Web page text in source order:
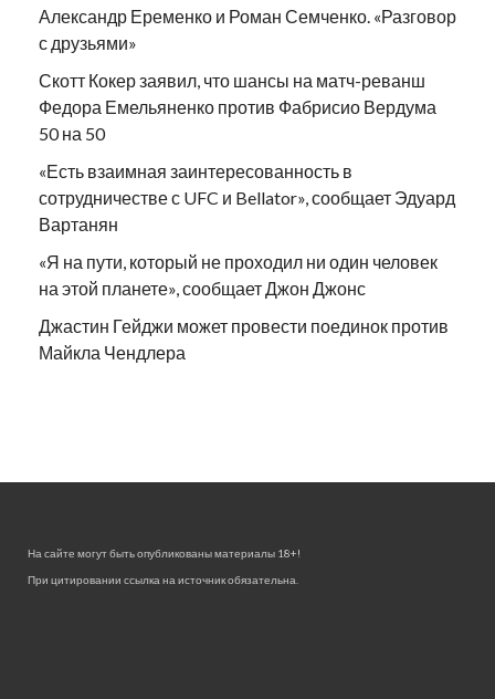
Александр Еременко и Роман Семченко. «Разговор
с друзьями»
Скотт Кокер заявил, что шансы на матч-реванш
Федора Емельяненко против Фабрисио Вердума
50 на 50
«Есть взаимная заинтересованность в
сотрудничестве с UFC и Bellator», сообщает Эдуард
Вартанян
«Я на пути, который не проходил ни один человек
на этой планете», сообщает Джон Джонс
Джастин Гейджи может провести поединок против
Майкла Чендлера
На сайте могут быть опубликованы материалы 18+!
При цитировании ссылка на источник обязательна.